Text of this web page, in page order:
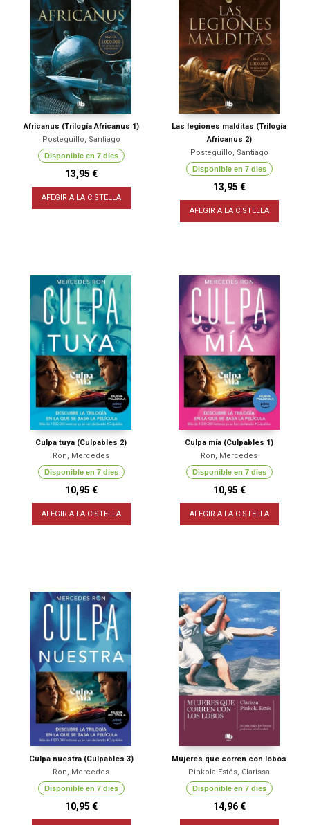
Africanus (Trilogía Africanus 1)
Posteguillo, Santiago
Disponible en 7 dies
13,95 €
AFEGIR A LA CISTELLA
Las legiones malditas (Trilogía
Africanus 2)
Posteguillo, Santiago
Disponible en 7 dies
13,95 €
AFEGIR A LA CISTELLA
Culpa tuya (Culpables 2)
Ron, Mercedes
Disponible en 7 dies
10,95 €
AFEGIR A LA CISTELLA
Culpa mía (Culpables 1)
Ron, Mercedes
Disponible en 7 dies
10,95 €
AFEGIR A LA CISTELLA
Culpa nuestra (Culpables 3)
Ron, Mercedes
Disponible en 7 dies
10,95 €
Mujeres que corren con lobos
Pinkola Estés, Clarissa
Disponible en 7 dies
14,96 €